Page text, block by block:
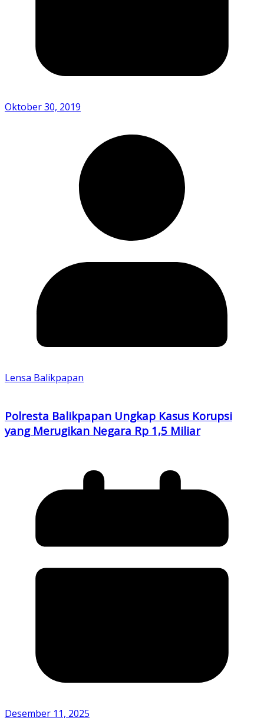
Oktober 30, 2019
Lensa Balikpapan
Polresta Balikpapan Ungkap Kasus Korupsi
yang Merugikan Negara Rp 1,5 Miliar
Desember 11, 2025